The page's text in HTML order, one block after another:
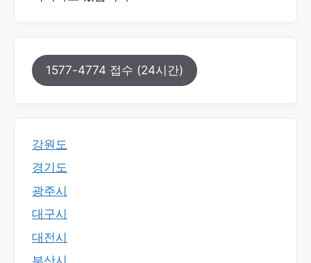
1577-4774 접수 (24시간)
강원도
경기도
광주시
대구시
대전시